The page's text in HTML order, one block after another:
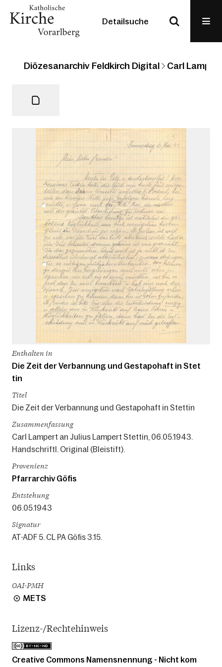
Detailsuche
Diözesanarchiv Feldkirch Digital Carl
Enthalten in
Die Zeit der Verbannung und Gestapohaft in Stet
tin
Titel
Die Zeit der Verbannung und Gestapohaft in Stettin
Zusammenfassung
Carl Lampert an Julius Lampert Stettin, 06.05.1943.
Handschriftl. Original (Bleistift).
Provenienz
Pfarrarchiv Göfis
Entstehung
06.05.1943
Signatur
AT-ADF 5. CL PA Göfis 3.15.
Links
OAI-PMH
METS
Lizenz-/Rechtehinweis
Creative Commons Namensnennung - Nicht kom